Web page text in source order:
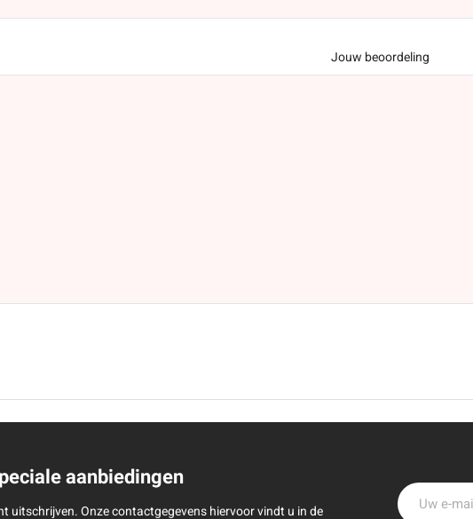
Jouw beoordeling
aanbiedingen
uitschrijven. Onze contactgegevens hiervoor vindt u in de